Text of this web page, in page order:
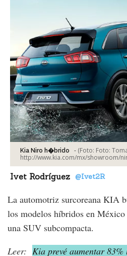
Kia Niro h�brido - (Foto: Foto:
http://www.kia.com/mx/showroom/
Ivet Rodríguez @Ivet2R
La automotriz surcoreana KIA
los modelos híbridos en
una SUV subcompacta.
Leer: Kia prevé aumentar 83%